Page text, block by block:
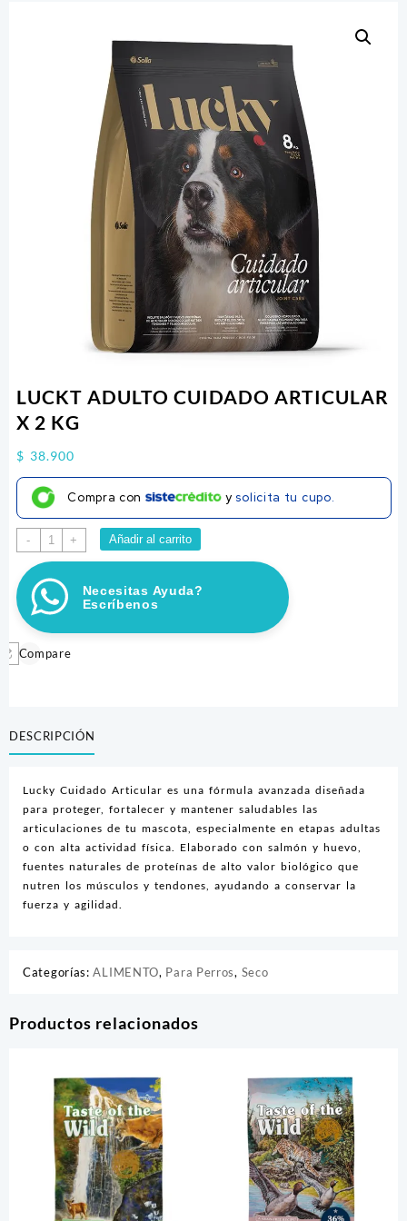
LUCKT ADULTO CUIDADO ARTICULAR
X 2 KG
$ 38.900
Compra con y solicita tu cupo.
-
LUCKT
ADULTO
CUIDADO
ARTICULAR
X
2
KG
+ Añadir al carrito
Necesitas Ayuda?
Escríbenos
Compare
DESCRIPCIÓN
Lucky Cuidado Articular es una fórmula avanzada diseñada
para proteger, fortalecer y mantener saludables las
articulaciones de tu mascota, especialmente en etapas adultas
o con alta actividad física. Elaborado con salmón y huevo,
fuentes naturales de proteínas de alto valor biológico que
nutren los músculos y tendones, ayudando a conservar la
fuerza y agilidad.
Categorías:ALIMENTO, Para Perros, Seco
Productos relacionados